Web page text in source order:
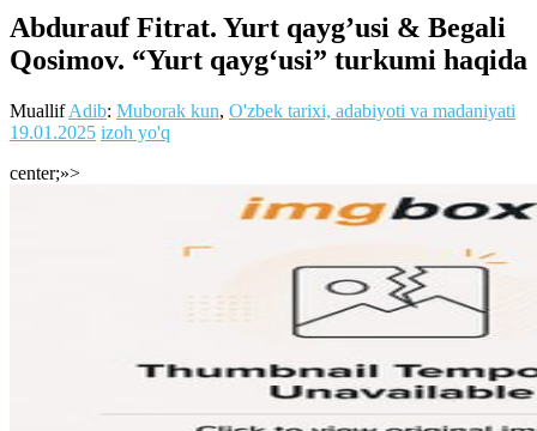
Abdurauf Fitrat. Yurt qayg’usi & Begali
Qosimov. “Yurt qayg‘usi” turkumi haqida
MuallifAdib: Muborak kun, O'zbek tarixi, adabiyoti va madaniyati
19.01.2025 izoh yo'q
center;»>